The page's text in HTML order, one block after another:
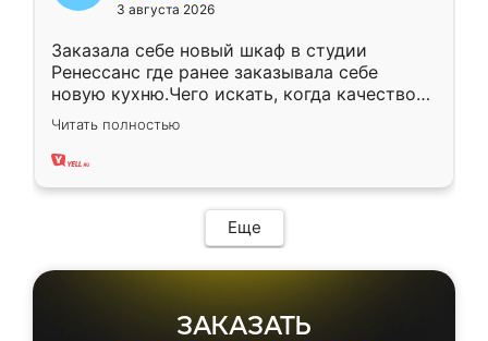
3 августа 2026
Заказала себе новый шкаф в студии
Ренессанс где ранее заказывала себе
новую кухню.Чего искать, когда качеством
вполне довольна. Служит кухня уже почти
два года, нареканий нет.
Читать полностью
Еще
ЗАКАЗАТЬ